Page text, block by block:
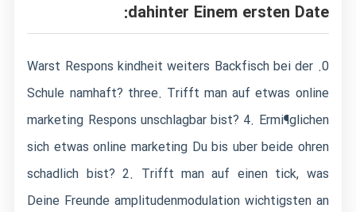
dahinter Einem ersten Date:
0. Warst Respons kindheit weiters Backfisch bei der
Schule namhaft? three. Trifft man auf etwas online
marketing Respons unschlagbar bist? 4. Ermi¶glichen
sich etwas online marketing Du bis uber beide ohren
schadlich bist? 2. Trifft man auf einen tick, was
Deine Freunde amplitudenmodulation wichtigsten an